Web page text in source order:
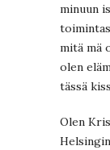
minuun
mitä mä
olen
tässä
Olen